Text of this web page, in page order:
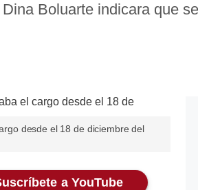
Boluarte indicara que
desde el 18 de diciembre del
a YouTube